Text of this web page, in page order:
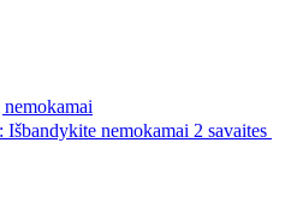
Išbandykite nemokamai 2 savaites